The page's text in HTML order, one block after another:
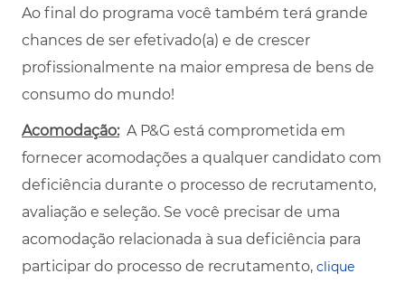
Ao final do programa você também terá grande
chances de ser efetivado(a) e de crescer
profissionalmente na maior empresa de bens de
consumo do mundo!
Acomodação: A P&G está comprometida em
fornecer acomodações a qualquer candidato com
deficiência durante o processo de recrutamento,
avaliação e seleção. Se você precisar de uma
acomodação relacionada à sua deficiência para
participar do processo de recrutamento, clique